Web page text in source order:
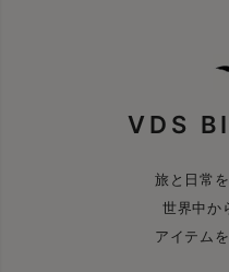
VDS
旅と日常
世界中か
アイテム